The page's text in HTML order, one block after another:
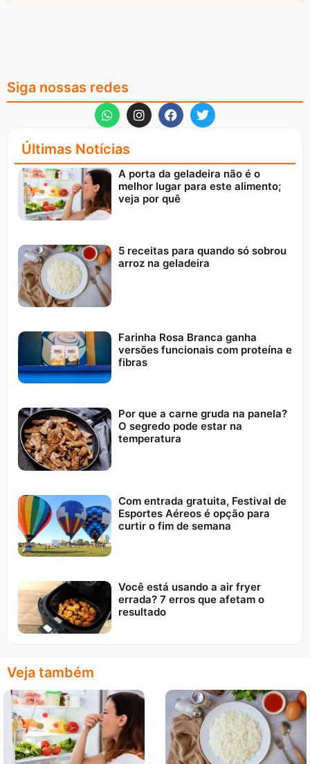
Siga nossas redes
Últimas Notícias
A porta da geladeira não é o
melhor lugar para este alimento;
veja por quê
5 receitas para quando só sobrou
arroz na geladeira
Farinha Rosa Branca ganha
versões funcionais com proteína e
fibras
Por que a carne gruda na panela?
O segredo pode estar na
temperatura
Com entrada gratuita, Festival de
Esportes Aéreos é opção para
curtir o fim de semana
Você está usando a air fryer
errada? 7 erros que afetam o
resultado
Veja também